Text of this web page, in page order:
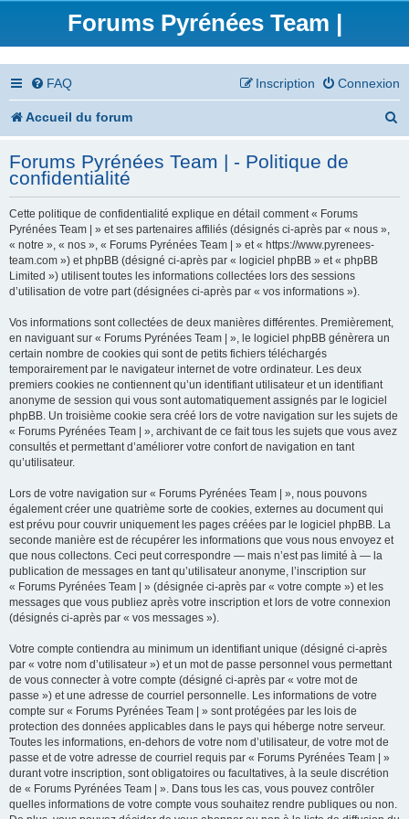
Forums Pyrénées Team |
FAQ Connexion
Inscription
Accueil du forum
h
Forums Pyrénées Team | - Politique de
confidentialité
Cette politique de confidentialité explique en détail comment « Forums
Pyrénées Team | » et ses partenaires affiliés (désignés ci-après par « nous »,
« notre », « nos », « Forums Pyrénées Team | » et « https://www.pyrenees-
team.com ») et phpBB (désigné ci-après par « logiciel phpBB » et « phpBB
Limited ») utilisent toutes les informations collectées lors des sessions
d’utilisation de votre part (désignées ci-après par « vos informations »).
Vos informations sont collectées de deux manières différentes. Premièrement,
en naviguant sur « Forums Pyrénées Team | », le logiciel phpBB génèrera un
certain nombre de cookies qui sont de petits fichiers téléchargés
temporairement par le navigateur internet de votre ordinateur. Les deux
premiers cookies ne contiennent qu’un identifiant utilisateur et un identifiant
anonyme de session qui vous sont automatiquement assignés par le logiciel
phpBB. Un troisième cookie sera créé lors de votre navigation sur les sujets de
« Forums Pyrénées Team | », archivant de ce fait tous les sujets que vous avez
consultés et permettant d’améliorer votre confort de navigation en tant
qu’utilisateur.
Lors de votre navigation sur « Forums Pyrénées Team | », nous pouvons
également créer une quatrième sorte de cookies, externes au document qui
est prévu pour couvrir uniquement les pages créées par le logiciel phpBB. La
seconde manière est de récupérer les informations que vous nous envoyez et
que nous collectons. Ceci peut correspondre — mais n’est pas limité à — la
publication de messages en tant qu’utilisateur anonyme, l’inscription sur
« Forums Pyrénées Team | » (désignée ci-après par « votre compte ») et les
messages que vous publiez après votre inscription et lors de votre connexion
(désignés ci-après par « vos messages »).
Votre compte contiendra au minimum un identifiant unique (désigné ci-après
par « votre nom d’utilisateur ») et un mot de passe personnel vous permettant
de vous connecter à votre compte (désigné ci-après par « votre mot de
passe ») et une adresse de courriel personnelle. Les informations de votre
compte sur « Forums Pyrénées Team | » sont protégées par les lois de
protection des données applicables dans le pays qui héberge notre serveur.
Toutes les informations, en-dehors de votre nom d’utilisateur, de votre mot de
passe et de votre adresse de courriel requis par « Forums Pyrénées Team | »
durant votre inscription, sont obligatoires ou facultatives, à la seule discrétion
de « Forums Pyrénées Team | ». Dans tous les cas, vous pouvez contrôler
quelles informations de votre compte vous souhaitez rendre publiques ou non.